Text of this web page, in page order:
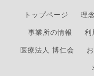
トップページ 理
事業所の情報 利
医療法人 博仁会